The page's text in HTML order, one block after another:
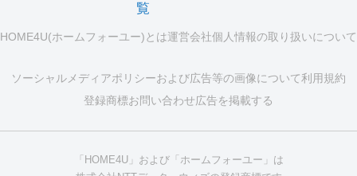
覧
HOME4U(ホームフォーユー)とは運営会社個人情報の取り扱いについて
ソーシャルメディアポリシーおよび広告等の画像について利用規約
登録商標お問い合わせ広告を掲載する
「HOME4U」および「ホームフォーユー」は